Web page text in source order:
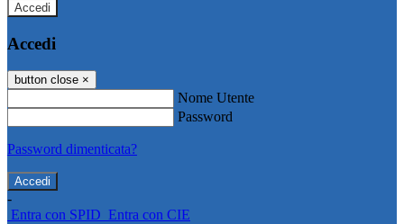
Accedi
Accedi
button close ×
Nome Utente
Password
Password dimenticata?
-
Entra con SPID Entra con CIE